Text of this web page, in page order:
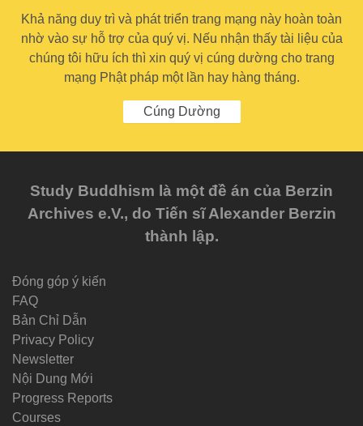
Khả năng duy trì và phát triển trang mạng này hoàn toàn
nhờ vào sự hỗ trợ của quý vị. Nếu nhận thấy tài liệu của
chúng tôi hữu ích thì xin quý vị cúng dường cho trang
mạng Phật pháp một lần hay hàng tháng.
Cúng Dường
Study Buddhism là một đề án của Berzin
Archives e.V., do Tiến sĩ Alexander Berzin
thành lập.
Đóng góp ý kiến
FAQ
Bản Chỉ Dẫn
Privacy Policy
Newsletter
Nội Dung Mới
Progress Reports
Courses